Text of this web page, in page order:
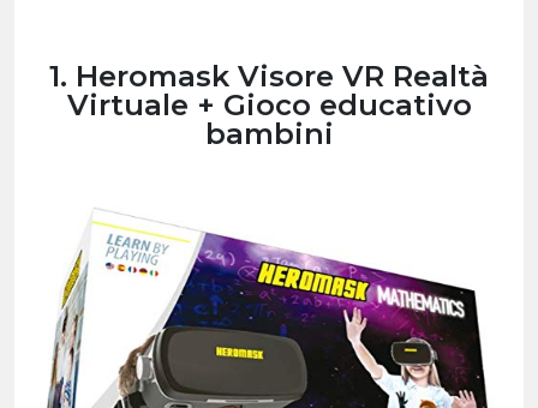
1. Heromask Visore VR Realtà
Virtuale + Gioco educativo
bambini